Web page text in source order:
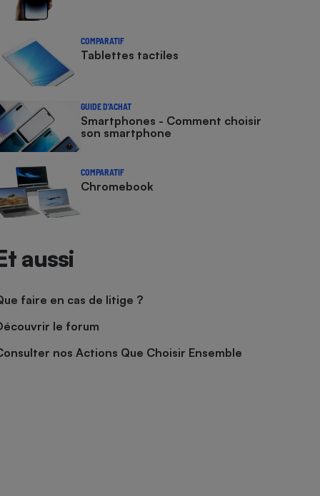
COMPARATIF
Tablettes tactiles
GUIDE D'ACHAT
Smartphones - Comment choisir
son smartphone
COMPARATIF
Chromebook
aussi
faire en cas de litige ?
le forum
nos Actions Que Choisir Ensemble